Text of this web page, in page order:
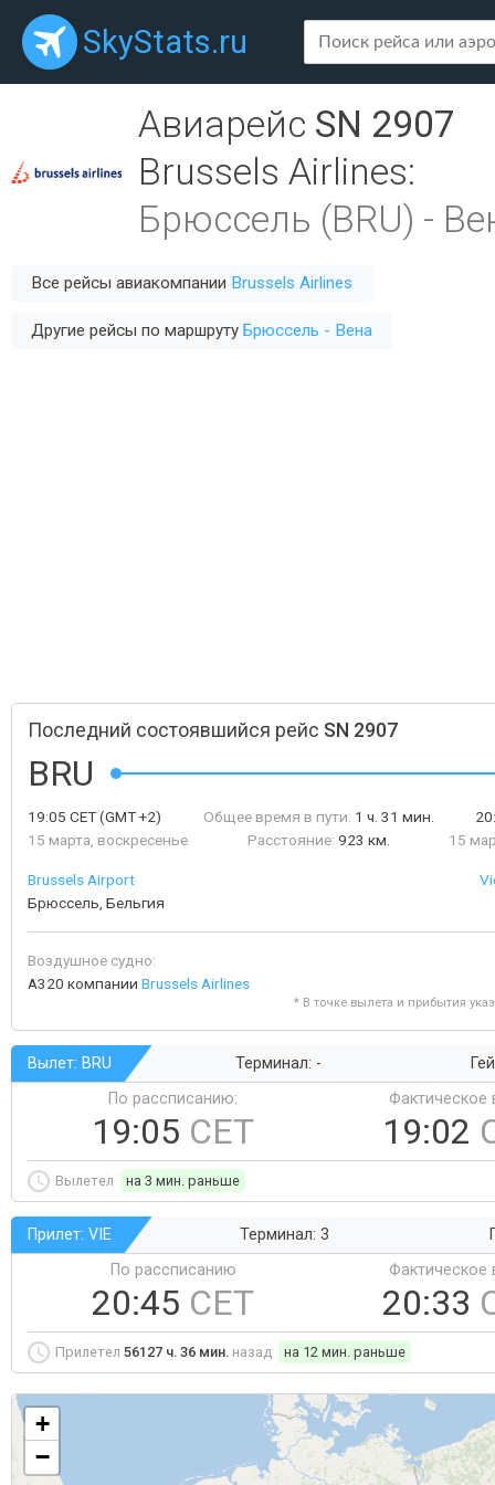
SkyStats.ru
Авиарейс SN 2907
Brussels Airlines:
Брюссель (BRU) -
Все рейсы авиакомпании Brussels Airlines
Другие рейсы по маршруту Брюссель - Вена
Последний состоявшийся рейс SN 2907
BRU
19:05 CET(GMT +2)
15 марта, воскресенье
Общее время в пути: 1 ч. 31 мин.
Расстояние: 923 км.
15
Brussels Airport
Брюссель, Бельгия
Воздушное судно:
A320 компании Brussels Airlines
* В точке вылета и прибытия
Вылет: BRU Терминал: -
По рассписанию:
19:05 CET
Фактическое
19:02
Вылетел на 3 мин. раньше
Прилет: VIE Терминал: 3
По рассписанию
20:45 CET
Фактическое
20:33
Прилетел 56127 ч. 36 мин. назад на 12 мин. раньше
+
−